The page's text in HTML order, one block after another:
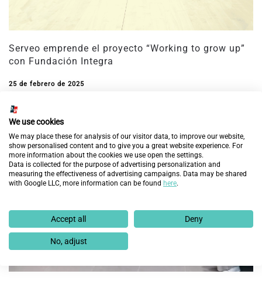
Serveo emprende el proyecto “Working to grow up”
con Fundación Integra
25 de febrero de 2025
We use cookies
We may place these for analysis of our visitor data, to improve our website,
show personalised content and to give you a great website experience. For
more information about the cookies we use open the settings.
Data is collected for the purpose of advertising personalization and
measuring the effectiveness of advertising campaigns. Data may be shared
with Google LLC, more information can be found here.
Accept all Deny
No, adjust